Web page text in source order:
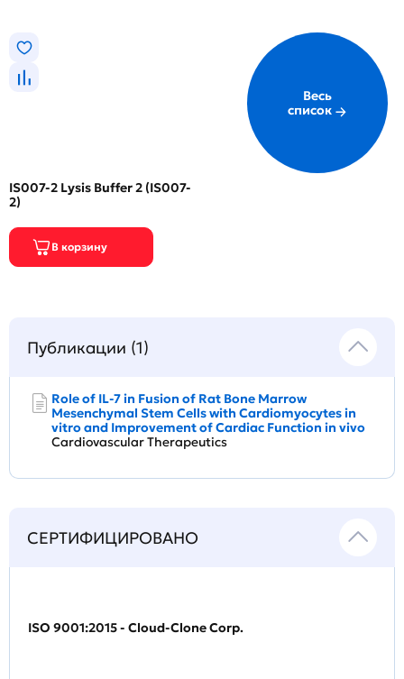
IS007-2 Lysis Buffer 2 (IS007-
2)
Весь
список
Публикации (1)
Role of IL‐7 in Fusion of Rat Bone Marrow
Mesenchymal Stem Cells with Cardiomyocytes in
vitro and Improvement of Cardiac Function in vivo
Cardiovascular Therapeutics
СЕРТИФИЦИРОВАНО
ISO 9001:2015 - Cloud-Clone Corp.